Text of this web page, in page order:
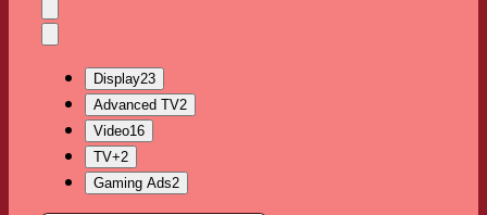
Effacer
la
Ouvrir
menu
déroulant
Display23
Advanced TV2
Video16
TV+2
Gaming Ads2